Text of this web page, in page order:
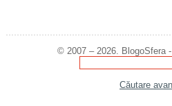
© 2007 – 2026. BlogoSfera
Căutare